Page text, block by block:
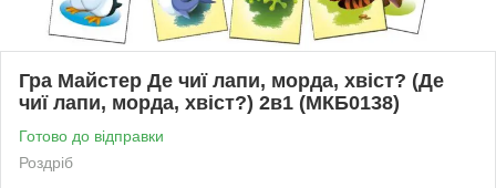
Гра Майстер Де чиї лапи, морда, хвіст? (Де
чиї лапи, морда, хвіст?) 2в1 (МКБ0138)
Готово до відправки
Роздріб